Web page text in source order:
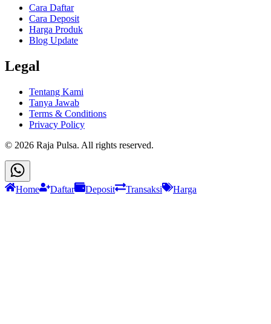
Cara Daftar
Cara Deposit
Harga Produk
Blog Update
Legal
Tentang Kami
Tanya Jawab
Terms & Conditions
Privacy Policy
© 2026 Raja Pulsa. All rights reserved.
Home Daftar Deposit Transaksi Harga